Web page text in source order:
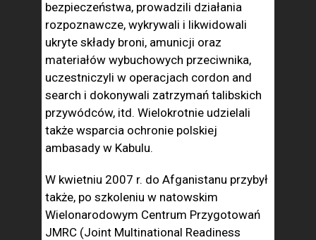
bezpieczeństwa, prowadzili działania
rozpoznawcze, wykrywali i likwidowali
ukryte składy broni, amunicji oraz
materiałów wybuchowych przeciwnika,
uczestniczyli w operacjach cordon and
search i dokonywali zatrzymań talibskich
przywódców, itd. Wielokrotnie udzielali
także wsparcia ochronie polskiej
ambasady w Kabulu.
W kwietniu 2007 r. do Afganistanu przybył
także, po szkoleniu w natowskim
Wielonarodowym Centrum Przygotowań
JMRC (Joint Multinational Readiness